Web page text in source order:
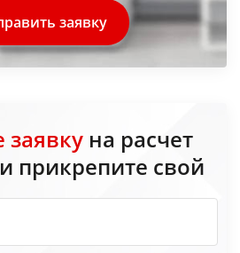
заявку
заявкуна расчет
прикрепите свой